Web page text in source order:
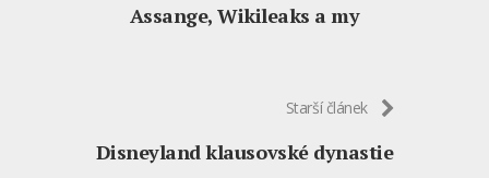
Assange, Wikileaks a my
Starší článek
Disneyland klausovské dynastie